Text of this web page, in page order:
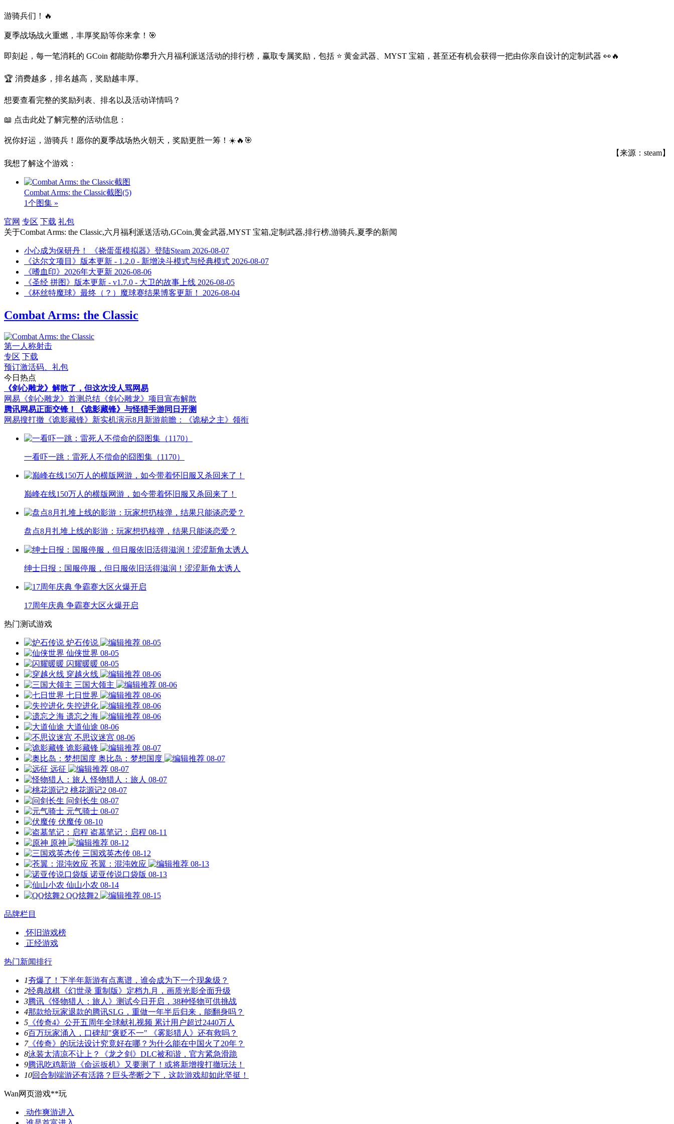
游骑兵们！🔥
夏季战场战火重燃，丰厚奖励等你来拿！🎯
即刻起，每一笔消耗的 GCoin 都能助你攀升六月福利派送活动的排行榜，赢取专属奖励，包括 ⭐ 黄金武器、MYST 宝箱，甚至还有机会获得一把由你亲自设计的定制武器 👀🔥
🏆 消费越多，排名越高，奖励越丰厚。
想要查看完整的奖励列表、排名以及活动详情吗？
📖 点击此处了解完整的活动信息：
祝你好运，游骑兵！愿你的夏季战场热火朝天，奖励更胜一筹！☀️🔥🎯
【来源：steam】
我想了解这个游戏：
Combat Arms: the Classic截图(5)
1个图集 »
官网 专区 下载 礼包
关于Combat Arms: the Classic,六月福利派送活动,GCoin,黄金武器,MYST 宝箱,定制武器,排行榜,游骑兵,夏季的新闻
小心成为保研丹！ 《挠蛋蛋模拟器》登陆Steam 2026-08-07
《达尔文项目》版本更新 - 1.2.0 - 新增决斗模式与经典模式 2026-08-07
《嗜血印》2026年大更新 2026-08-06
《圣经 拼图》版本更新 - v1.7.0 - 大卫的故事上线 2026-08-05
《杯丝特魔球》最终（？）魔球赛结果博客更新！
2026-08-04
Combat Arms: the Classic
第一人称射击
专区 下载
预订激活码、礼包
今日热点
《剑心雕龙》解散了，但这次没人骂网易
网易《剑心雕龙》首测总结 《剑心雕龙》项目宣布解散
腾讯网易正面交锋！《诡影藏锋》与怪猎手游同日开测
网易搜打撤《诡影藏锋》新实机演示8月新游前瞻：《诡秘之主》领衔
一看吓一跳：雷死人不偿命的囧图集（1170）
巅峰在线150万人的横版网游，如今带着怀旧服又杀回来了！
盘点8月扎堆上线的影游：玩家想扔核弹，结果只能谈恋爱？
绅士日报：国服停服，但日服依旧活得滋润！涩涩新角太诱人
17周年庆典 争霸赛大区火爆开启
热门测试游戏
炉石传说
08-05
仙侠世界 08-05
闪耀暖暖 08-05
穿越火线
08-06
三国大领主
08-06
七日世界
08-06
失控进化
08-06
遗忘之海
08-06
大道仙途 08-06
不思议迷宫 08-06
诡影藏锋
08-07
奥比岛：梦想国度
08-07
远征
08-07
怪物猎人：旅人 08-07
桃花源记2 08-07
问剑长生 08-07
元气骑士 08-07
伏魔传 08-10
盗墓笔记：启程 08-11
原神
08-12
三国戏英杰传 08-12
苍翼：混沌效应
08-13
诺亚传说口袋版 08-13
仙山小农 08-14
QQ炫舞2
08-15
品牌栏目
怀旧游戏榜
正经游戏
热门新闻排行
1夯爆了！下半年新游有点离谱，谁会成为下一个现象级？
2经典战棋《幻世录 重制版》定档九月，画质光影全面升级
3腾讯《怪物猎人：旅人》测试今日开启，38种怪物可供挑战
4那款给玩家退款的腾讯SLG，重做一年半后归来，能翻身吗？
5 《传奇4》公开五周年全球献礼视频 累计用户超过2440万人
6百万玩家涌入，口碑却"褒贬不一" 《雾影猎人》还有救吗？
7《传奇》的玩法设计究竟好在哪？为什么能在中国火了20年？
8泳装太清凉不让上？《龙之剑》DLC被和谐，官方紧急滑跪
9腾讯吃鸡新游《命运扳机》又要测了！或将新增搜打撤玩法！
10回合制端游还有活路？巨头垄断之下，这款游戏却如此坚挺！
Wan网页游戏**玩
动作爽游进入